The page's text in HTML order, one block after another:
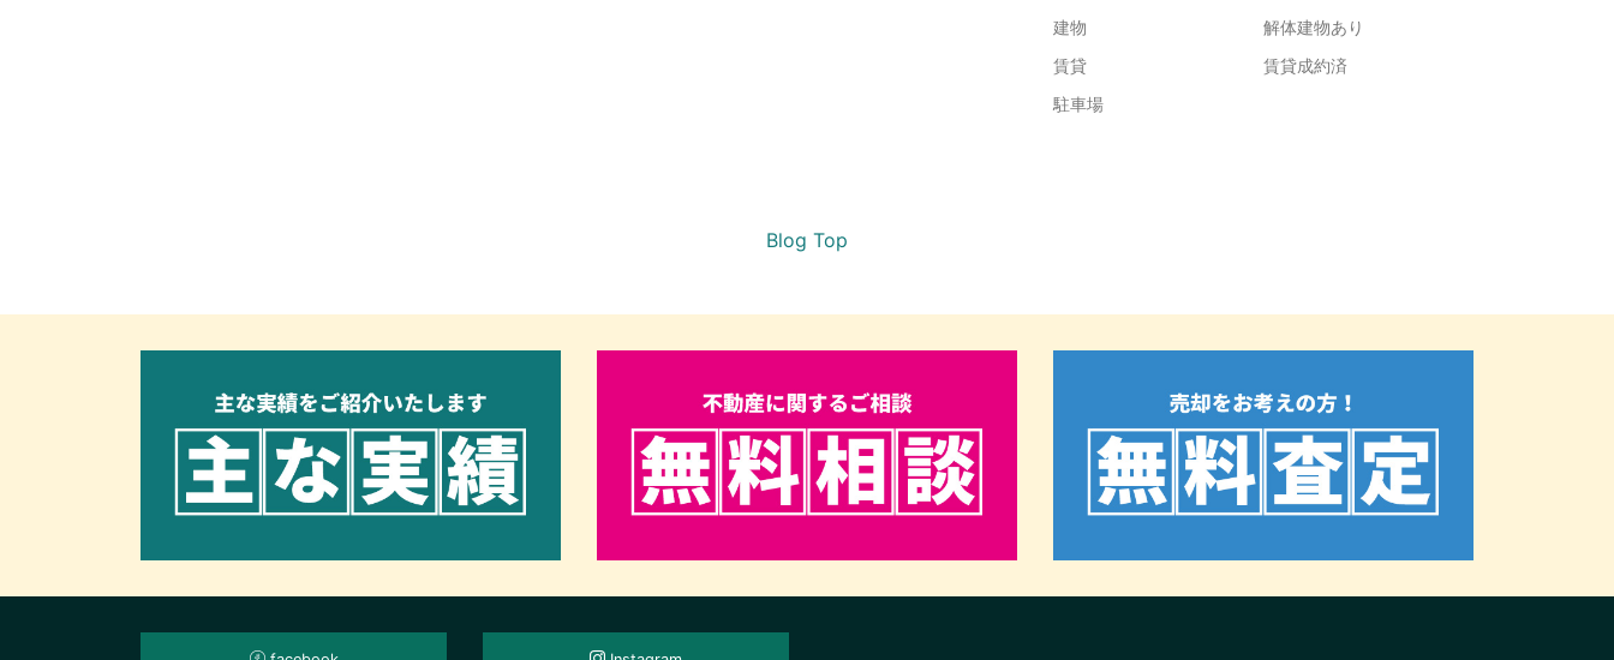
建物
解体建物あり
賃貸
賃貸成約済
駐車場
Blog Top